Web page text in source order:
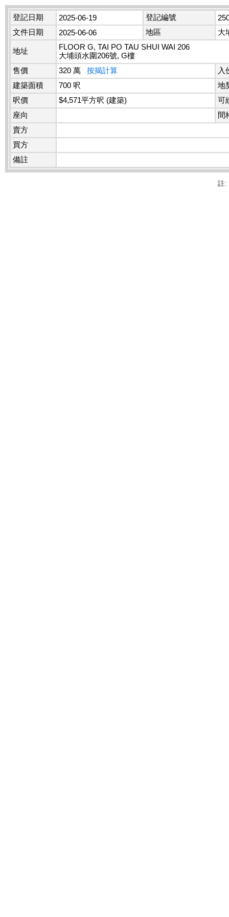
登記日期 2025-06-19 登記編號
文件日期
2025-06-06 地區 大
地址
FLOOR G, TAI PO TAU SHUI WAI 206
大埔頭水圍206號, G樓
售價
320 萬 按揭計算
入
建築面積
700 呎
地
呎價
$4,571平方呎 (建築)
可
座向
間
賣方
買方
備註
註: